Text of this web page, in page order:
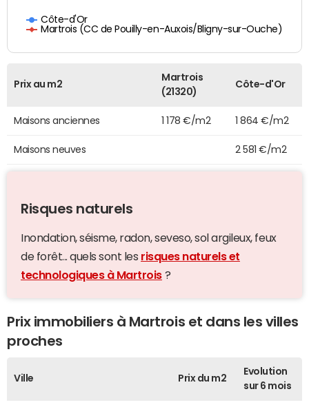
Côte-d'Or
Martrois (CC de Pouilly-en-Auxois/Bligny-sur-Ouche)
Prix au m2
Martrois
(21320)
Côte-d'Or
Maisons anciennes 1 178 €/m2 1 864 €/m2
Maisons neuves 2 581 €/m2
Risques naturels
Inondation, séisme, radon, seveso, sol argileux, feux
de forêt... quels sont les risques naturels et
technologiques à Martrois ?
Prix immobiliers à Martrois et dans les villes
proches
Ville Prix du m2
Evolution
sur 6 mois